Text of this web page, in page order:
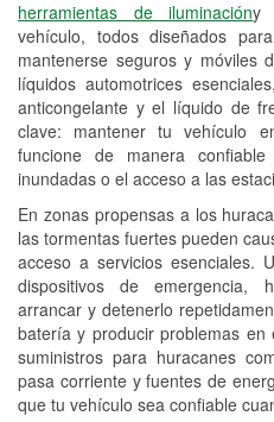
herramientas de iluminacióny
vehículo, todos diseñados
mantenerse seguros y móviles
líquidos automotrices
anticongelante y el líquido de
clave: mantener tu vehículo
funcione de manera
inundadas o el acceso a las
En zonas propensas a los
las tormentas fuertes pueden
acceso a servicios esenciales.
dispositivos de emergencia,
arrancar y detenerlo
batería y producir problemas
suministros para huracanes
pasa corriente y fuentes de
que tu vehículo sea confiable
Instalación de
Instalación de
Programa de
Herramientas
Rectificación de
freno
Hurricane
Conoce más